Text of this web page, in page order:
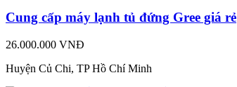
Cung cấp máy lạnh tủ đứng Gree giá rẻ
26.000.000 VNĐ
Huyện Củ Chi, TP Hồ Chí Minh